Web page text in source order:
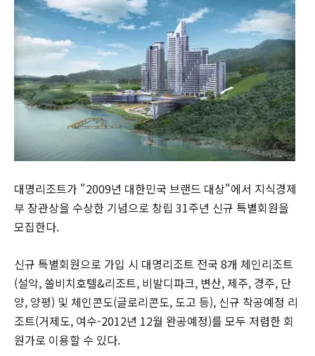
대명리조트가 "2009년 대한민국 브랜드 대상"에서 지식경제
부 장관상을 수상한 기념으로 창립 31주년 신규 특별회원을
모집한다.
신규 특별회원으로 가입 시 대명리조트 전국 8개 체인리조트
(설악, 쏠비치호텔&리조트, 비발디파크, 변산, 제주, 경주, 단
양, 양평) 및 체인콘도(글로리콘도, 도고 등), 신규 착공예정 리
조트(거제도, 여수-2012년 12월 완공예정)를 모두 저렴한 회
원가로 이용할 수 있다.